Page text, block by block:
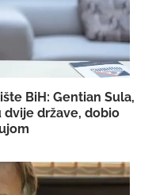
BiH: Gentian Sula,
dvije države, dobio